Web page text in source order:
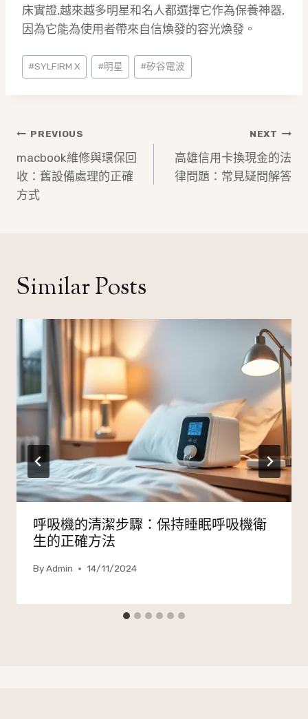
床實證,越來越多明星和名人都選擇它作為保養神器,
因為它能為使用者帶來自信煥發的容光煥發。
Post
Tags:
#SYLFIRM X #明星 #矽谷電波
文
章
導
PREVIOUS
macbook維修與環保回
收：舊設備處理的正確
方式
NEXT
高雄信用卡換現金的法
律問題：常見疑問解答
Similar Posts
呼吸機的清潔步驟：保持睡眠呼吸機衛
生的正確方法
ByAdmin 14/11/2024